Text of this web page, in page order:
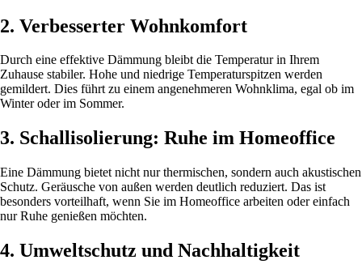
2. Verbesserter Wohnkomfort
Durch eine effektive Dämmung bleibt die Temperatur in Ihrem
Zuhause stabiler. Hohe und niedrige Temperaturspitzen werden
gemildert. Dies führt zu einem angenehmeren Wohnklima, egal ob im
Winter oder im Sommer.
3. Schallisolierung: Ruhe im Homeoffice
Eine Dämmung bietet nicht nur thermischen, sondern auch akustischen
Schutz. Geräusche von außen werden deutlich reduziert. Das ist
besonders vorteilhaft, wenn Sie im Homeoffice arbeiten oder einfach
nur Ruhe genießen möchten.
4. Umweltschutz und Nachhaltigkeit